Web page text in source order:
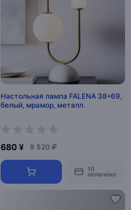
Настольная лампа FALENA 38*69,
белый, мрамор, металл.
680 ¥ 9 520 ₽
10
оплачено